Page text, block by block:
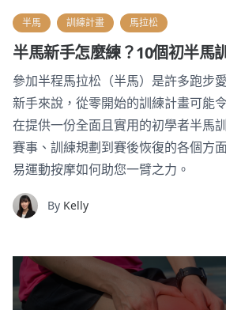
半馬 訓練計畫 馬拉松
半馬新手怎麼練？10個初半馬
參加半程馬拉松（半馬）是許多跑步
新手來說，從零開始的訓練計畫可能
在提供一份全面且實用的初學者半馬
賽事、訓練規劃到賽後恢復的各個方
易運動按摩如何助您一臂之力。
By Kelly